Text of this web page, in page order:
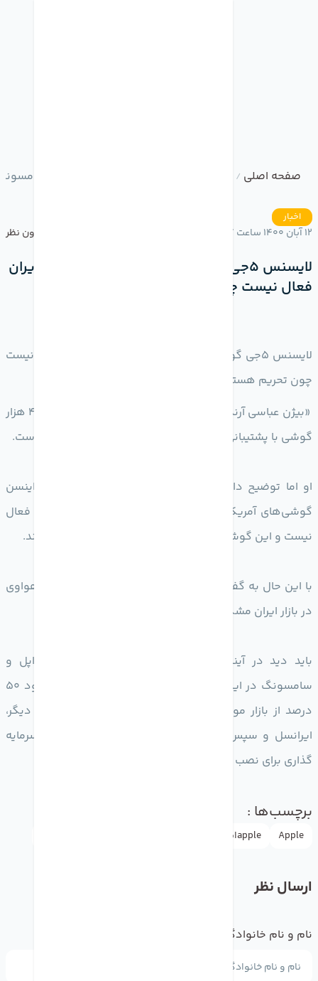
صفحه اصلی /
اخبار
12 آبان 1400 ساعت 17:27 بدون نظر
لایسنس 5جی گوشی‌های اپل و سامسونگ در ایران
فعال نیست چون تحریم هستیم
لایسنس 5جی گوشی‌های اپل و سامسونگ در ایران فعال نیست
چون تحریم هستیم
‏«بیژن عباسی آرند» مدیرعامل ایرانسل، اعلام کرد اکنون 400 هزار
گوشی با پشتیبانی از فناوری 5جی در شبکه ایرانسل فعال است.
او اما توضیح داد که در حال حاضر به دلیل تحریم‌ها، لاینسن
گوشی‌های آمریکایی و کره‌ای (اپل و سامسونگ) در ایران فعال
نیست و این گوشی‌ها نمی‌توانند به شبکه 5جی متصل شوند.
با این حال به گفته او گوشی‌های چینی مانند شیائومی و هواوی
در بازار ایران مشکلی با ارتباط 5جی ندارند.
باید دید در آینده وضعیت لایسنس 5جی گوشی‌های اپل و
سامسونگ در ایران چه خواهد شد. اکنون سامسونگ حدود 50
درصد از بازار موبایل کشورمان را در اختیار دارد. از سوی دیگر،
ایرانسل و سپس همراه اول از سال گذشته شروع به سرمایه
گذاری برای نصب تجهیزات 5جی در چند شهر کرده‌اند
برچسب‌ها :
Apple appleاپل
ارسال نظر
نام و نام خانوادگی